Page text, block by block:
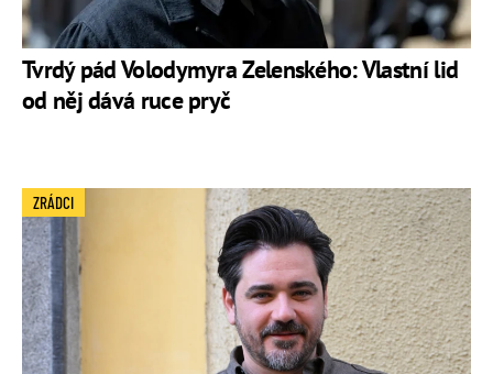
Tvrdý pád Volodymyra Zelenského: Vlastní lid
od něj dává ruce pryč
ZRÁDCI